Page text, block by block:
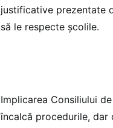
justificative prezentate
să le respecte școlile.
Implicarea Consiliului
încalcă procedurile, dar